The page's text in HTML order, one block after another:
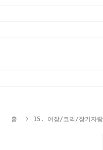
홈
15. 여장/코믹/장기자랑